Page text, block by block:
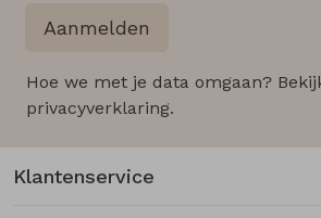
Aanmelden
Hoe we met je data omgaan?
privacyverklaring.
Klantenservice